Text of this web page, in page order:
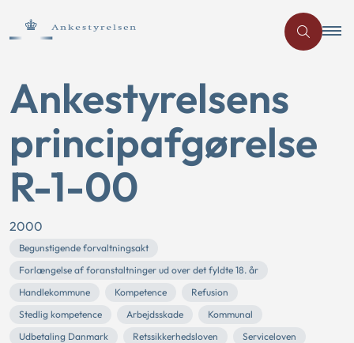
Ankestyrelsens
principafgørelse
R-1-00
2000
Begunstigende forvaltningsakt
Forlængelse af foranstaltninger ud over det fyldte 18. år
Handlekommune
Kompetence
Refusion
Stedlig kompetence
Arbejdsskade
Kommunal
Udbetaling Danmark
Retssikkerhedsloven
Serviceloven